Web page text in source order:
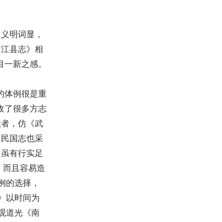
明词显，
县志》相
新之感。
体例很是重
了很多方志
，仿《武
国志也采
有行实足
而且容易造
的选择，
以时间为
道光《南